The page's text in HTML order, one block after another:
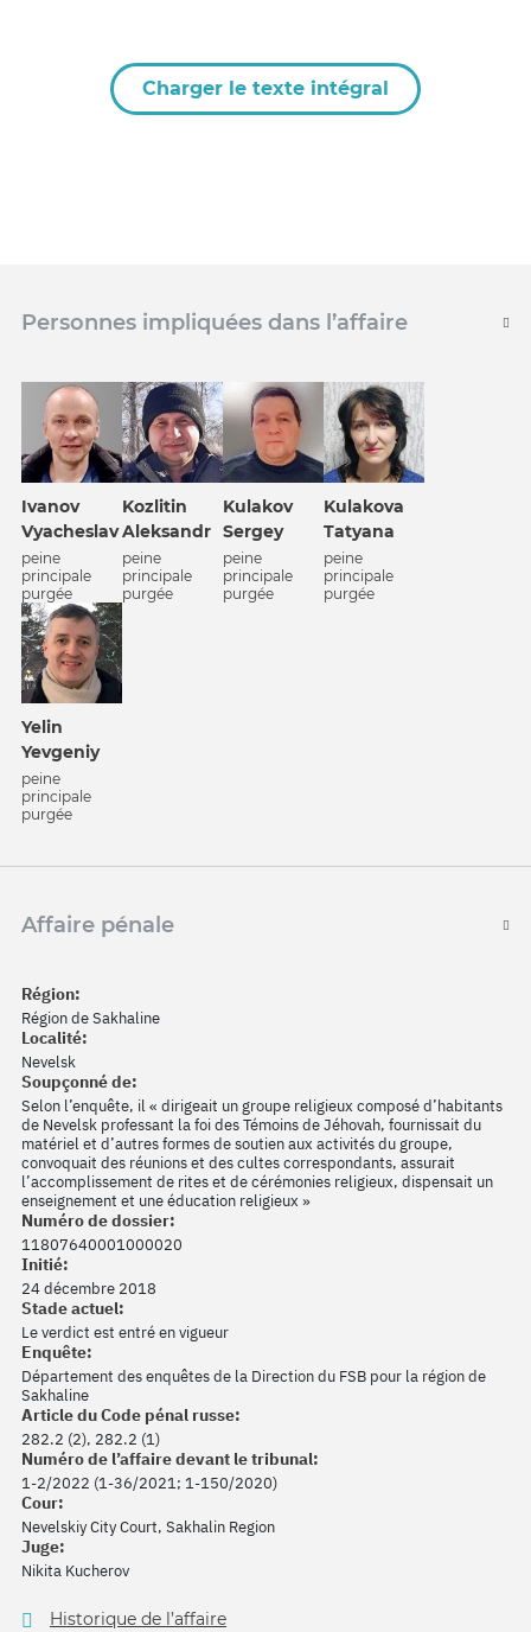
Charger le texte intégral
Personnes impliquées dans l’affaire
Ivanov
Vyacheslav
peine
principale
purgée
Kozlitin
Aleksandr
peine
principale
purgée
Kulakov
Sergey
peine
principale
purgée
Kulakova
Tatyana
peine
principale
purgée
Yelin
Yevgeniy
peine
principale
purgée
Affaire pénale
Région:
Région de Sakhaline
Localité:
Nevelsk
Soupçonné de:
Selon l’enquête, il « dirigeait un groupe religieux composé d’habitants
de Nevelsk professant la foi des Témoins de Jéhovah, fournissait du
matériel et d’autres formes de soutien aux activités du groupe,
convoquait des réunions et des cultes correspondants, assurait
l’accomplissement de rites et de cérémonies religieux, dispensait un
enseignement et une éducation religieux »
Numéro de dossier:
11807640001000020
Initié:
24 décembre 2018
Stade actuel:
Le verdict est entré en vigueur
Enquête:
Département des enquêtes de la Direction du FSB pour la région de
Sakhaline
Article du Code pénal russe:
282.2 (2), 282.2 (1)
Numéro de l’affaire devant le tribunal:
1-2/2022 (1-36/2021; 1-150/2020)
Cour:
Nevelskiy City Court, Sakhalin Region
Juge:
Nikita Kucherov
Historique de l’affaire